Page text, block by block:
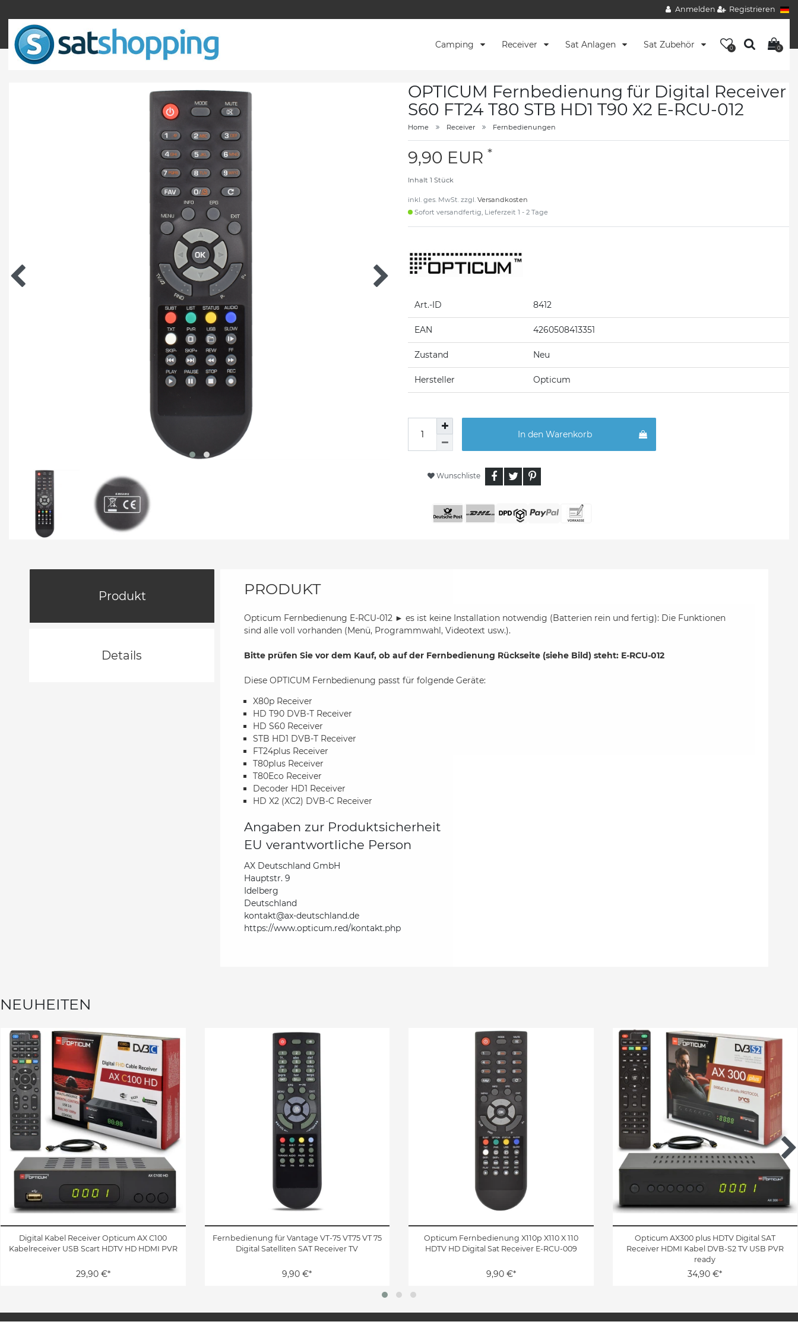
Anmelden Registrieren
Camping Receiver Sat Anlagen Sat Zubehör 0 0
OPTICUM Fernbedienung für Digital Receiver
S60 FT24 T80 STB HD1 T90 X2 E-RCU-012
Home Receiver Fernbedienungen
9,90 EUR *
Inhalt 1 Stück
inkl. ges. MwSt. zzgl. Versandkosten
Sofort versandfertig, Lieferzeit 1 - 2 Tage
Art.-ID 8412
EAN 4260508413351
Zustand Neu
Hersteller Opticum
In den Warenkorb
Wunschliste
Produkt
Details
PRODUKT
Opticum Fernbedienung E-RCU-012 ► es ist keine Installation notwendig (Batterien rein und fertig): Die Funktionen
sind alle voll vorhanden (Menü, Programmwahl, Videotext usw.).
Bitte prüfen Sie vor dem Kauf, ob auf der Fernbedienung Rückseite (siehe Bild) steht: E-RCU-012
Diese OPTICUM Fernbedienung passt für folgende Geräte:
X80p Receiver
HD T90 DVB-T Receiver
HD S60 Receiver
STB HD1 DVB-T Receiver
FT24plus Receiver
T80plus Receiver
T80Eco Receiver
Decoder HD1 Receiver
HD X2 (XC2) DVB-C Receiver
Angaben zur Produktsicherheit
EU verantwortliche Person
AX Deutschland GmbH
Hauptstr. 9
Idelberg
Deutschland
kontakt@ax-deutschland.de
https://www.opticum.red/kontakt.php
NEUHEITEN
Digital Kabel Receiver Opticum AX C100
Kabelreceiver USB Scart HDTV HD HDMI PVR
29,90 €*
Fernbedienung für Vantage VT-75 VT75 VT 75
Digital Satelliten SAT Receiver TV
9,90 €*
Opticum Fernbedienung X110p X110 X 110
HDTV HD Digital Sat Receiver E-RCU-009
9,90 €*
Opticum AX300 plus HDTV Digital SAT
Receiver HDMI Kabel DVB-S2 TV USB PVR
ready
34,90 €*